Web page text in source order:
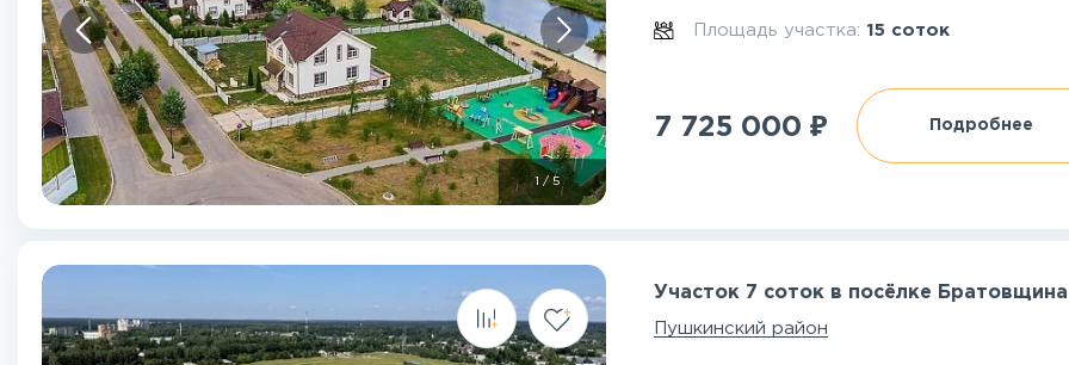
/5
Площадь участка:15 соток
7 725 000 ₽ Подробнее
Участок 7 соток в посёлке Братовщина
Пушкинский район